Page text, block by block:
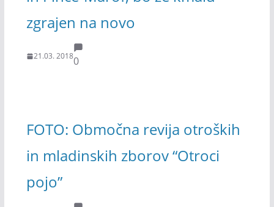
zgrajen na novo
21.03. 20180
FOTO: Območna revija otroških
in mladinskih zborov “Otroci
pojo”